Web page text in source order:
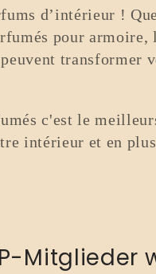
d’intérieur !
pour armoire,
transformer
c'est le
intérieur et en
Mitglieder